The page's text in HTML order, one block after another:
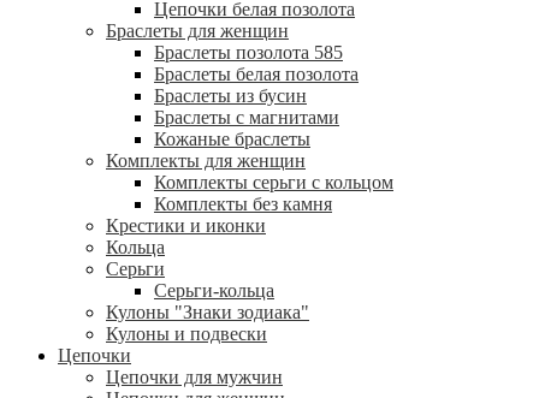
Цепочки белая позолота
Браслеты для женщин
Браслеты позолота 585
Браслеты белая позолота
Браслеты из бусин
Браслеты с магнитами
Кожаные браслеты
Комплекты для женщин
Комплекты серьги с кольцом
Комплекты без камня
Крестики и иконки
Кольца
Серьги
Серьги-кольца
Кулоны "Знаки зодиака"
Кулоны и подвески
Цепочки
Цепочки для мужчин